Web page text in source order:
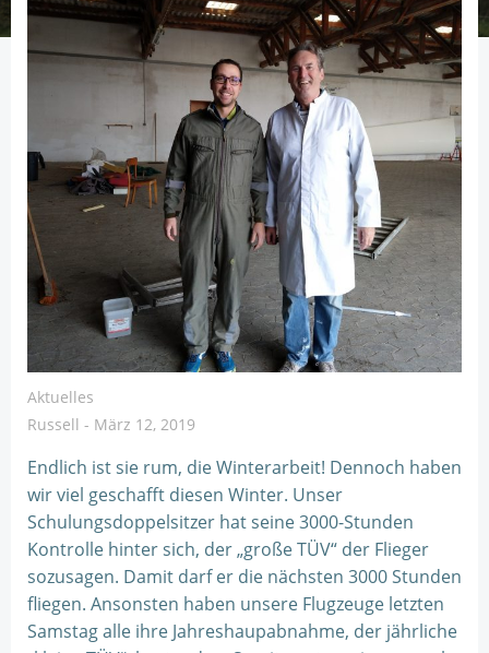
Aktuelles
Russell - März 12, 2019
Endlich ist sie rum, die Winterarbeit! Dennoch haben
wir viel geschafft diesen Winter. Unser
Schulungsdoppelsitzer hat seine 3000-Stunden
Kontrolle hinter sich, der „große TÜV“ der Flieger
sozusagen. Damit darf er die nächsten 3000 Stunden
fliegen. Ansonsten haben unsere Flugzeuge letzten
Samstag alle ihre Jahreshaupabnahme, der jährliche